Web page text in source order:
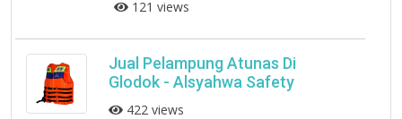
121 views
Jual Pelampung Atunas Di
Glodok - Alsyahwa Safety
422 views